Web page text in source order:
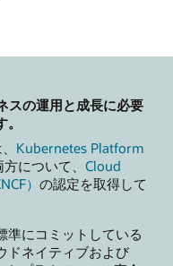
スの運用と成長に必要
Kubernetes Platform
について、 Cloud
） の認定を取得して
準にコミットしている
ドネイティブおよび